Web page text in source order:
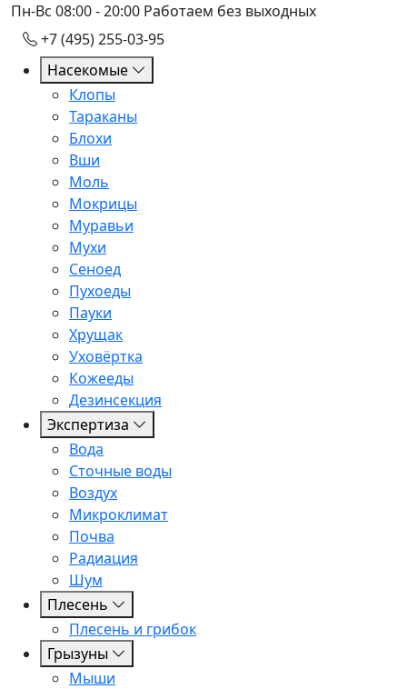
Пн-Вс 08:00 - 20:00 Работаем без выходных
+7 (495) 255-03-95
Насекомые
Клопы
Тараканы
Блохи
Вши
Моль
Мокрицы
Муравьи
Мухи
Сеноед
Пухоеды
Пауки
Хрущак
Уховёртка
Кожееды
Дезинсекция
Экспертиза
Вода
Сточные воды
Воздух
Микроклимат
Почва
Радиация
Шум
Плесень
Плесень и грибок
Грызуны
Мыши